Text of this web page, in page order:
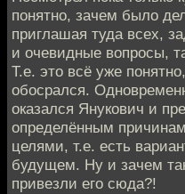
понятно, зачем было
приглашая туда всех,
и очевидные вопросы,
Т.е. это всё уже
обосрался.
оказался Янукович и
определённым
целями, т.е. есть
будущем. Ну и зачем
привезли его сюда?!